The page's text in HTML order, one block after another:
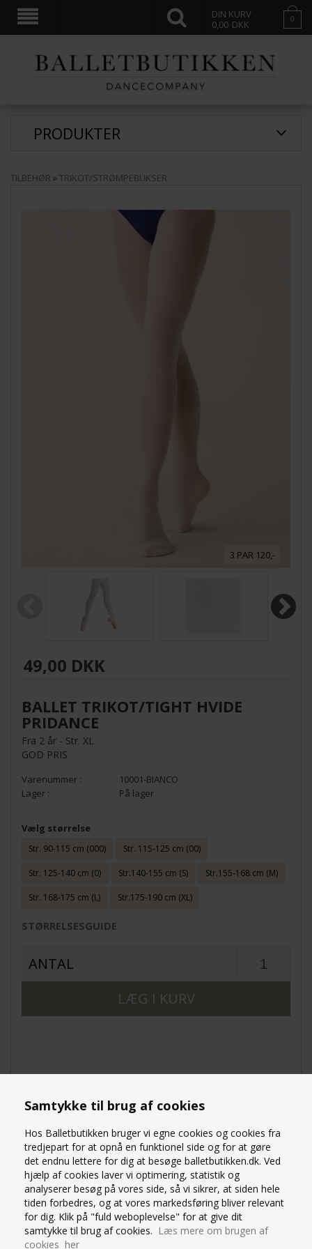
Samtykke til brug af cookies
Hos Balletbutikken bruger vi egne cookies og cookies fra
tredjepart for at opnå en funktionel side og for at gøre
det endnu lettere for dig at besøge balletbutikken.dk. Ved
hjælp af cookies laver vi optimering, statistik og
analyserer besøg på vores side, så vi sikrer, at siden hele
tiden forbedres, og at vores markedsføring bliver relevant
for dig. Klik på "fuld weboplevelse" for at give dit
samtykke til brug af cookies. Læs mere om brugen af
cookies her
DIN KURV
0,00 DKK 0
PRODUKTER
TILBEHØR » TRIKOT/STRØMPEBUKSER
3 PAR 120,-
49,00 DKK
BALLET TRIKOT/TIGHT HVIDE
PRIDANCE
Fra 2 år - Str. XL
GOD PRIS
10001-BIANCO
På lager
Vælg størrelse
Str. 90-115 cm (000) Str. 115-125 cm (00)
Str. 125-140 cm (0) Str.140-155 cm (S) Str.155-168 cm (M)
Str. 168-175 cm (L) Str.175-190 cm (XL)
STØRRELSESGUIDE
ANTAL
OM PRODUKTET
SPØRG OS
Hvide Pridance basic ballet tricot med fuld fod. 40
DENIER .91% POLYAMIDE 9% ELASTHAN
Til børn og voksne. En udmærket kvalitet til en super
god pris
Produceret i Italien
Rabat prisen ved køb af 3 par kan kombineres